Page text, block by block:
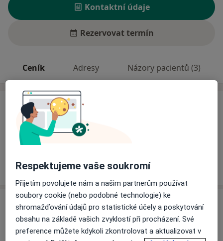
Kontaktní údaje
Rezervovat termín
Ceník Adresy Názory pacientů (3)
Ceník
Informace o službách a cenách nejsou k dispozici
Tento specialista ještě nepřidával žádné informace o
Adresa
lekařský dum
Děčín 1, Děčín
Respektujeme vaše soukromí
Přijetím povolujete nám a našim partnerům používat
soubory cookie (nebo podobné technologie) ke
shromažďování údajů pro statistické účely a poskytování
obsahu na základě vašich zvyklostí při procházení. Své
preference můžete kdykoli zkontrolovat a aktualizovat v